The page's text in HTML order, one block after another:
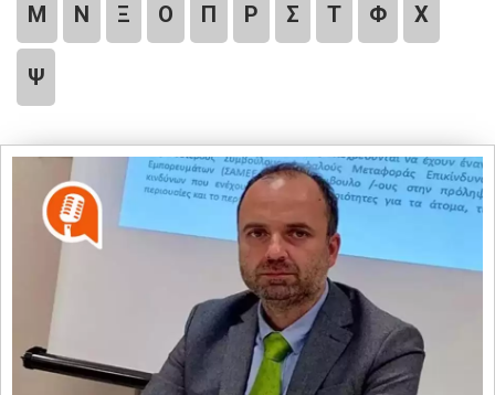
Μ Ν Ξ Ο Π Ρ Σ Τ Φ Χ
Ψ